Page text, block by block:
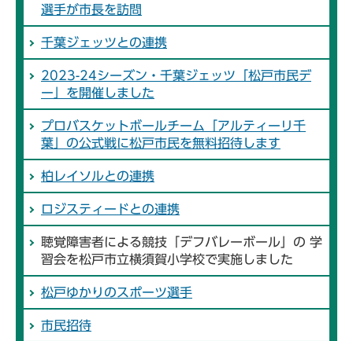
選手が市長を訪問
千葉ジェッツとの連携
2023-24シーズン・千葉ジェッツ「松戸市民デ
ー」を開催しました
プロバスケットボールチーム「アルティーリ千
葉」の公式戦に松戸市民を無料招待します
柏レイソルとの連携
ロジスティードとの連携
聴覚障害者による競技「デフバレーボール」の 学
習会を松戸市立横須賀小学校で実施しました
松戸ゆかりのスポーツ選手
市民招待